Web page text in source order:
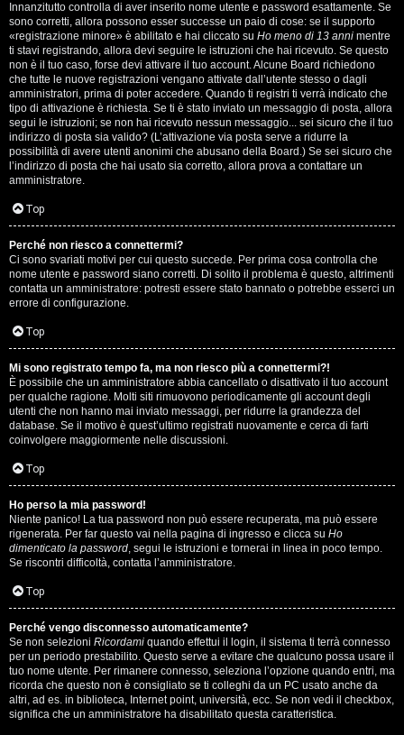
n
z
a
r
i
s
p
o
s
t
a
A
r
g
o
m
e
n
t
i
a
t
Innanzitutto controlla di aver inserito nome utente e password esattamente. Se
sono corretti, allora possono esser successe un paio di cose: se il supporto
«registrazione minore» è abilitato e hai cliccato su Ho meno di 13 anni mentre
ti stavi registrando, allora devi seguire le istruzioni che hai ricevuto. Se questo
non è il tuo caso, forse devi attivare il tuo account. Alcune Board richiedono
che tutte le nuove registrazioni vengano attivate dall’utente stesso o dagli
amministratori, prima di poter accedere. Quando ti registri ti verrà indicato che
tipo di attivazione è richiesta. Se ti è stato inviato un messaggio di posta, allora
segui le istruzioni; se non hai ricevuto nessun messaggio... sei sicuro che il tuo
indirizzo di posta sia valido? (L’attivazione via posta serve a ridurre la
possibilità di avere utenti anonimi che abusano della Board.) Se sei sicuro che
l’indirizzo di posta che hai usato sia corretto, allora prova a contattare un
amministratore.
Top
Perché non riesco a connettermi?
Ci sono svariati motivi per cui questo succede. Per prima cosa controlla che
nome utente e password siano corretti. Di solito il problema è questo, altrimenti
contatta un amministratore: potresti essere stato bannato o potrebbe esserci un
errore di configurazione.
Top
Mi sono registrato tempo fa, ma non riesco più a connettermi?!
È possibile che un amministratore abbia cancellato o disattivato il tuo account
per qualche ragione. Molti siti rimuovono periodicamente gli account degli
utenti che non hanno mai inviato messaggi, per ridurre la grandezza del
database. Se il motivo è quest’ultimo registrati nuovamente e cerca di farti
coinvolgere maggiormente nelle discussioni.
Top
Ho perso la mia password!
Niente panico! La tua password non può essere recuperata, ma può essere
rigenerata. Per far questo vai nella pagina di ingresso e clicca su Ho
dimenticato la password, segui le istruzioni e tornerai in linea in poco tempo.
Se riscontri difficoltà, contatta l’amministratore.
Top
Perché vengo disconnesso automaticamente?
Se non selezioni Ricordami quando effettui il login, il sistema ti terrà connesso
per un periodo prestabilito. Questo serve a evitare che qualcuno possa usare il
tuo nome utente. Per rimanere connesso, seleziona l’opzione quando entri, ma
ricorda che questo non è consigliato se ti colleghi da un PC usato anche da
altri, ad es. in biblioteca, Internet point, università, ecc. Se non vedi il checkbox,
significa che un amministratore ha disabilitato questa caratteristica.
i
g
i
D
'
A
g
o
s
t
i
n
o
i
n
T
o
u
r
M
u
s
i